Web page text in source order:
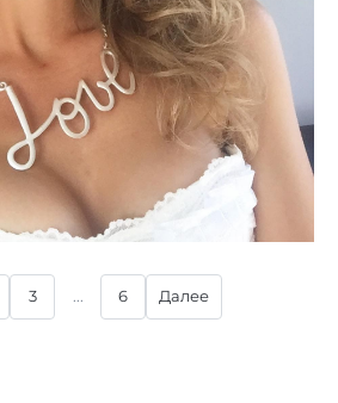
3 ... 6 Далее